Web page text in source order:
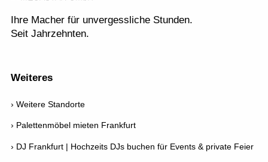
Ihre Macher für unvergessliche Stunden.
Seit Jahrzehnten.
Weiteres
Weitere Standorte
Palettenmöbel mieten Frankfurt
DJ Frankfurt | Hochzeits DJs buchen für Events & private Feier